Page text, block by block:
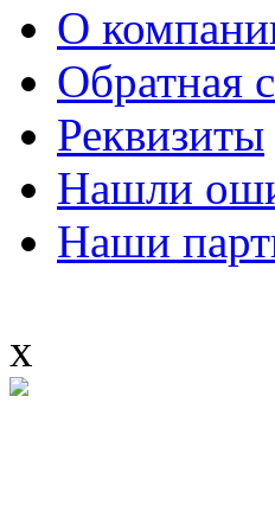
О
Обратная
Реквизиты
Нашли
Наши
x